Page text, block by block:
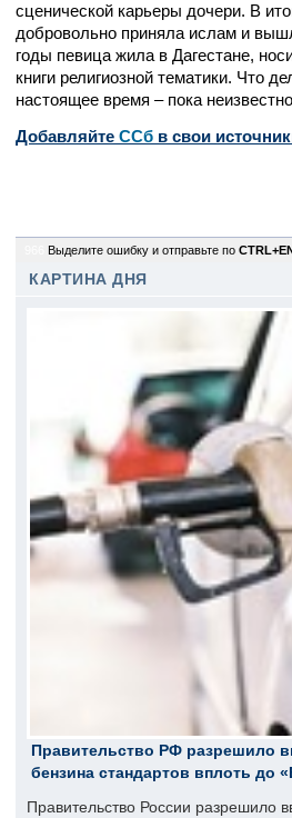
сценической карьеры дочери. В
добровольно приняла ислам и
годы певица жила в Дагестане,
книги религиозной тематики. Что
настоящее время – пока
Добавляйте CСб в свои
Выделите ошибку и отправьте по
КАРТИНА ДНЯ
Правительство РФ разрешило
бензина стандартов вплоть до
Правительство России разрешило